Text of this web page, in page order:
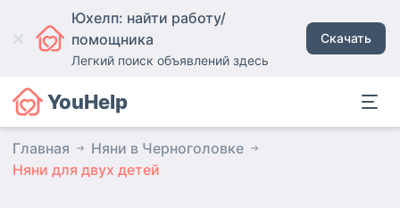
Юхелп: найти работу/
помощника
Легкий поиск объявлений здесь
Скачать
YouHelp
Главная
Няни в Черноголовке
Няни для двух детей